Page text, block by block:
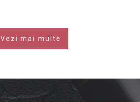
Vezi mai multe